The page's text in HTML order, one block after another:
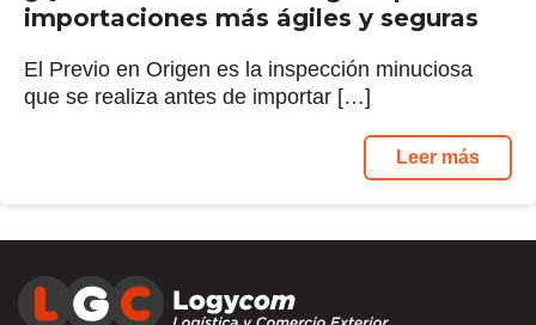
importaciones más ágiles y seguras
El Previo en Origen es la inspección minuciosa
que se realiza antes de importar […]
Leer más